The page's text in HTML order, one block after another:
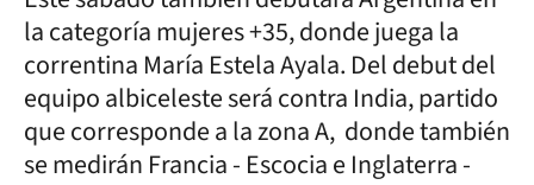
la categoría mujeres +35, donde juega la
correntina María Estela Ayala. Del debut del
equipo albiceleste será contra India, partido
que corresponde a la zona A, donde también
se medirán Francia - Escocia e Inglaterra -